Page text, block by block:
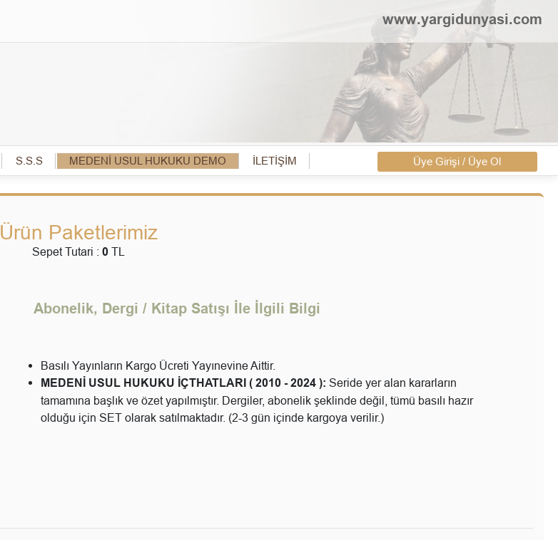
www.yargidunyasi.com
S.S.S MEDENİ USUL HUKUKU DEMO İLETİŞİM Üye Girişi / Üye Ol
Ürün Paketlerimiz
Sepet Tutari : 0 TL
Abonelik, Dergi / Kitap Satışı İle İlgili Bilgi
Basılı Yayınların Kargo Ücreti Yayınevine Aittir.
MEDENİ USUL HUKUKU İÇTHATLARI ( 2010 - 2024 ): Seride yer alan kararların
tamamına başlık ve özet yapılmıştır. Dergiler, abonelik şeklinde değil, tümü basılı hazır
olduğu için SET olarak satılmaktadır. (2-3 gün içinde kargoya verilir.)